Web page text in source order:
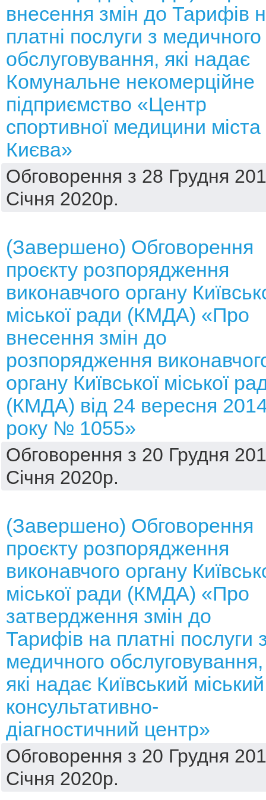
внесення змін до Тарифів
платні послуги з медичного
обслуговування, які надає
Комунальне некомерційне
підприємство «Центр
спортивної медицини міста
Києва»
Обговорення з 28 Грудня
Січня 2020р.
(Завершено) Обговорення
проєкту розпорядження
виконавчого органу
міської ради (КМДА) «Про
внесення змін до
розпорядження
органу Київської міської
(КМДА) від 24 вересня
року № 1055»
Обговорення з 20 Грудня
Січня 2020р.
(Завершено) Обговорення
проєкту розпорядження
виконавчого органу
міської ради (КМДА) «Про
затвердження змін до
Тарифів на платні послуги
медичного обслуговування,
які надає Київський міський
консультативно-
діагностичний центр»
Обговорення з 20 Грудня
Січня 2020р.